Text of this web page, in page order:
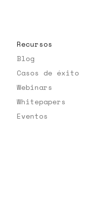
Recursos
Blog
Casos de éxito
Webinars
Whitepapers
Eventos